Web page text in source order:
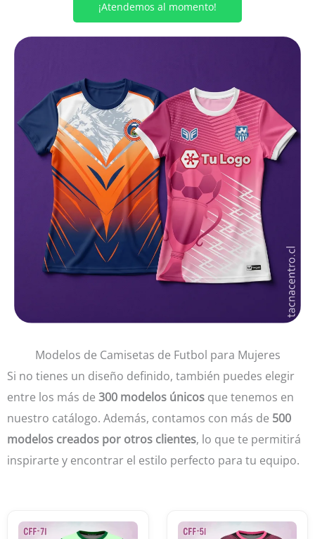
¡Atendemos al momento!
Modelos de Camisetas de Futbol para Mujeres
Si no tienes un diseño definido, también puedes elegir
entre los más de 300 modelos únicos que tenemos en
nuestro catálogo. Además, contamos con más de 500
modelos creados por otros clientes, lo que te permitirá
inspirarte y encontrar el estilo perfecto para tu equipo.